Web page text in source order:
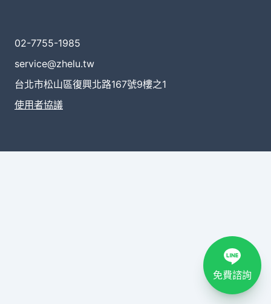
02-7755-1985
service@zhelu.tw
台北市松山區復興北路167號9樓之1
使用者協議
免費諮詢